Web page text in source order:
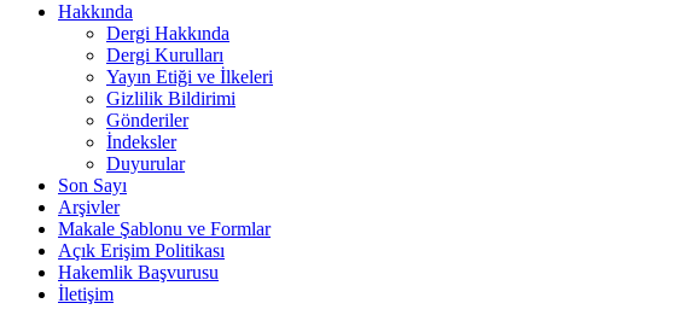
Hakkında
Dergi Hakkında
Dergi Kurulları
Yayın Etiği ve İlkeleri
Gizlilik Bildirimi
Gönderiler
İndeksler
Duyurular
Son Sayı
Arşivler
Makale Şablonu ve Formlar
Açık Erişim Politikası
Hakemlik Başvurusu
İletişim